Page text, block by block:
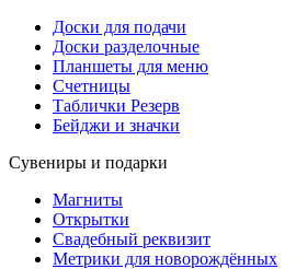
Доски для подачи
Доски разделочные
Планшеты для меню
Счетницы
Таблички Резерв
Бейджи и значки
Сувениры и подарки
Магниты
Открытки
Свадебный реквизит
Метрики для новорождённых